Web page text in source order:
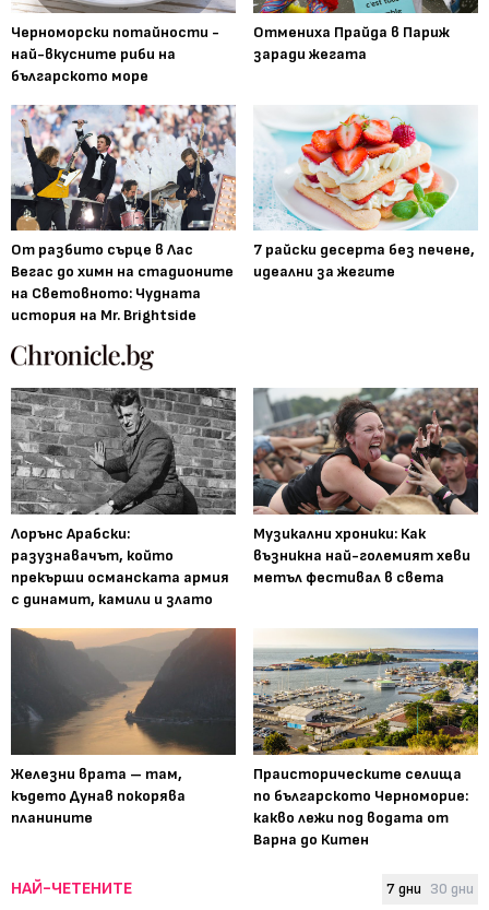
Черноморски потайности -
най-вкусните риби на
българското море
Отмениха Прайда в Париж
заради жегата
От разбито сърце в Лас
Вегас до химн на стадионите
на Световното: Чудната
история на Mr. Brightside
7 райски десерта без печене,
идеални за жегите
Лорънс Арабски:
разузнавачът, който
прекърши османската армия
с динамит, камили и злато
Музикални хроники: Как
възникна най-големият хеви
метъл фестивал в света
Железни врата – там,
където Дунав покорява
планините
Праисторическите селища
по българското Черноморие:
какво лежи под водата от
Варна до Китен
НАЙ-ЧЕТЕНИТЕ 7 дни 30 дни